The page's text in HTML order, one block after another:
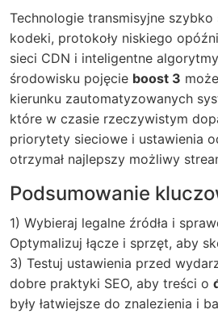
Technologie transmisyjne
kodeki, protokoły niskiego
sieci CDN i inteligentne
środowisku pojęcie boost 3
kierunku zautomatyzowanych
które w czasie rzeczywistym
priorytety sieciowe i ustawienia
otrzymał najlepszy możliwy
Podsumowanie
1) Wybieraj legalne źródła i
Optymalizuj łącze i sprzęt, aby
3) Testuj ustawienia przed
dobre praktyki SEO, aby treści o
były łatwiejsze do znalezienia i